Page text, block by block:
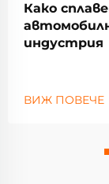
Како
индустрия
ВИЖ ПОВЕЧЕ